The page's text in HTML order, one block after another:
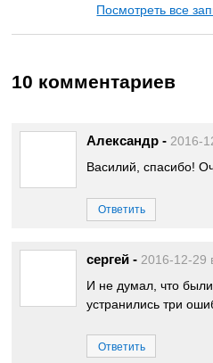
Посмотреть все
10 комментариев
Александр - 2016-
Василий, спасибо!
Ответить
сергей - 2016-12-29
И не думал, что
устранились три
Ответить